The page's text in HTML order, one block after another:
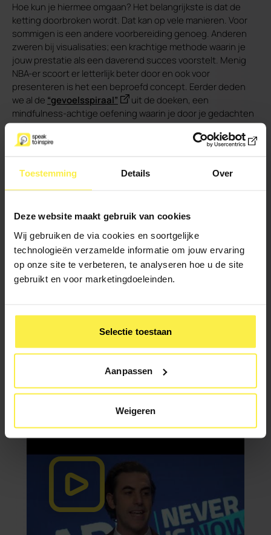
Toestemming Details Over
Deze website maakt gebruik van cookies
Wij gebruiken de via cookies en soortgelijke
technologieën verzamelde informatie om jouw ervaring
op onze site te verbeteren, te analyseren hoe u de site
gebruikt en voor marketingdoeleinden.
Selectie toestaan
Aanpassen
Weigeren
Hoe kun je hiermee omgaan? Het belangrijkste is dat de
ketting doorbroken wordt. Dat kan op vele manieren. Voor
sommigen is een andere voorbereiding genoeg. Anderen
zweren bij visualisaties; een krachtige methode waarin je
jouw prestatie als een daverend succes voorstelt. Menig
NBA-er scoort er letterlijk beter door en ook voor
presenteren is het een beproefd concept. Eerder deden
we al de “gevoelsspiraal”
uit de doeken, een
mindfulness-achtige oefening waarin je door je gedachten
en lichamelijke manifestaties te benoemen, deze toestaat
en ze je minder in hun greep houden. En ook
Of, je vervangt de zwakste schakel. Je ruilt de
belemmerende overtuiging in voor een helpende gedachte.
framen als een obstakel, maar een noodzaak om beter te
presteren. Dit ‘herprogrammeren’ kun je leren en is te
trainen.
Ongetwijfeld heb jij volop van dit soort voorbeelden tijdens
het presenteren. Werk voor jezelf eens een voorbeeld uit
tegenover kan zetten. Het zou een hele andere ketting
Meer weten over hoe je goed met spreekspanning omgaat?
Geschreven door Maurits Koster